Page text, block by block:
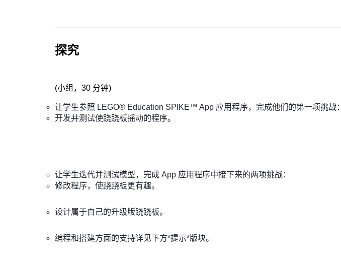
探究
(小组，30 分钟)
让学生参照 LEGO® Education SPIKE™ App 应用程序，完成他们的第一项挑战：
开发并测试使跷跷板摇动的程序。
让学生迭代并测试模型，完成 App 应用程序中接下来的两项挑战：
修改程序，使跷跷板更有趣。
设计属于自己的升级版跷跷板。
编程和搭建方面的支持详见下方*提示*版块。